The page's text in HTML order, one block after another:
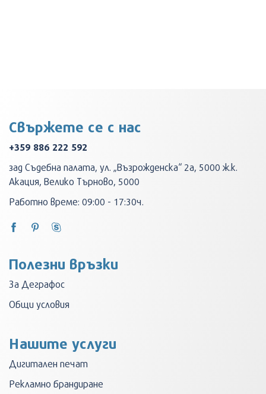
Свържете се с нас
+359 886 222 592
зад Съдебна палата, ул. „Възрожденска“ 2а, 5000 ж.к.
Акация, Велико Търново, 5000
Работно време: 09:00 - 17:30ч.
Полезни връзки
За Деграфос
Общи условия
Нашите услуги
Дигитален печат
Рекламно брандиране